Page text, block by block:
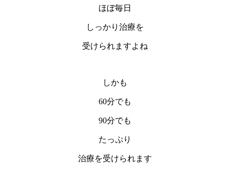
ほぼ毎日
しっかり治療を
受けられますよね
しかも
60分でも
90分でも
たっぷり
治療を受けられます